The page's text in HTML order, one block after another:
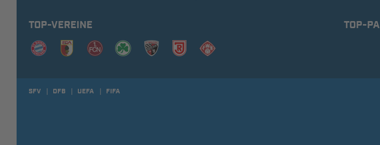
TOP-VEREINE TOP-
SFV DFB UEFA FIFA